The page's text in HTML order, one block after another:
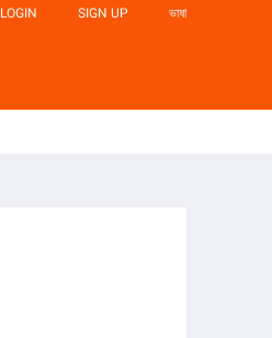
LOGIN SIGN UP ভাষা